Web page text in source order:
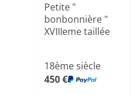
Petite "
bonbonnière "
XVIIIeme taillée
18ème siècle
450 €